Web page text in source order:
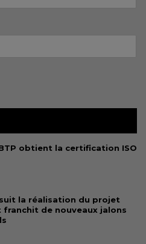
BTP obtient la certification ISO
la réalisation du projet
franchit de nouveaux jalons